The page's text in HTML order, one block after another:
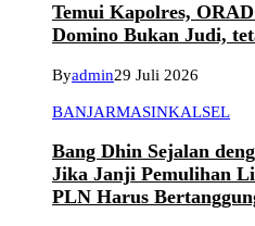
Temui Kapolres,
Domino Bukan Judi,
Byadmin29 Juli 2026
BANJARMASINKALSEL
Bang Dhin Sejalan
Jika Janji Pemulihan
PLN Harus